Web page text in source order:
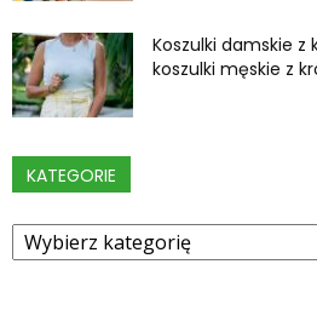
Koszulki damskie
koszulki męskie z
KATEGORIE
Kategorie